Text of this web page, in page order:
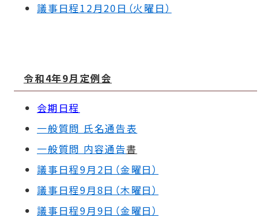
議事日程12月20日（火曜日）
令和4年9月定例会
会期日程
一般質問 氏名通告表
一般質問 内容通告書
議事日程9月2日（金曜日）
議事日程9月8日（木曜日）
議事日程9月9日（金曜日）